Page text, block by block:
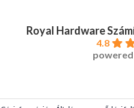
Royal Hardware
4.8